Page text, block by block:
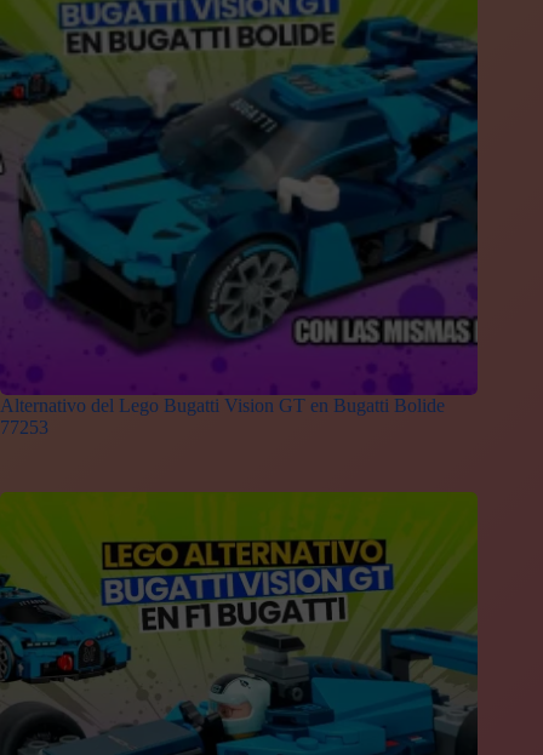
Alternativo del Lego Bugatti Vision GT en Bugatti Bolide
77253